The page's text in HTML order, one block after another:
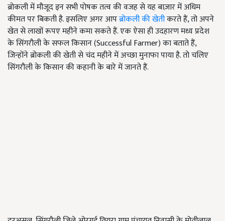
ब्रोकली में मौजूद इन सभी पोषक तत्व की वजह से यह बाज़ार में अधिम
कीमत पर बिकती है. इसलिए अगर आपब्रोकली की खेतीकरते हैं, तो अपने
खेत से लाखों रूपए महीने कमा सकते हैं. एक ऐसा ही उदहारण मध्य प्रदेश
के सिंगरौली के सफल किसान (Successful Farmer) का बताते हैं,
जिन्होंने ब्रोकली की खेती से चंद महीने में अच्छा मुनाफा पाया है. तो चलिए
सिंगरौली के किसान की कहानी के बारे में जानते हैं.